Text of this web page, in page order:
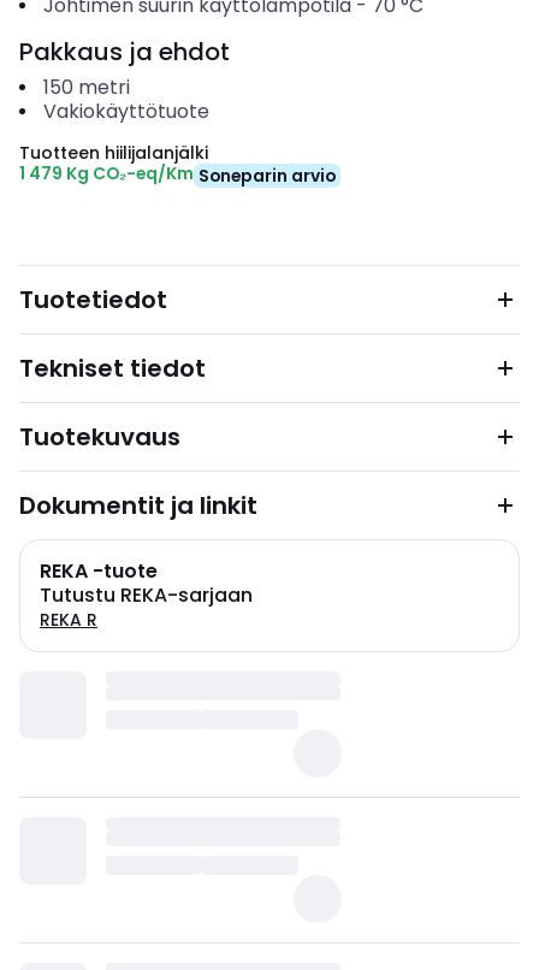
Pakkaus ja ehdot
150 metri
Vakiokäyttötuote
Tuotteen hiilijalanjälki
1 479 Kg CO₂-eq/Km Soneparin arvio
Tuotetiedot
Tekniset tiedot
Tuotekuvaus
Dokumentit ja linkit
REKA -tuote
Tutustu REKA-sarjaan
REKA R